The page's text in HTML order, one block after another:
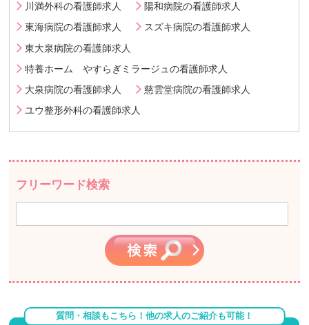
川満外科の看護師求人
陽和病院の看護師求人
東海病院の看護師求人
スズキ病院の看護師求人
東大泉病院の看護師求人
特養ホーム やすらぎミラージュの看護師求人
大泉病院の看護師求人
慈雲堂病院の看護師求人
ユウ整形外科の看護師求人
フリーワード検索
質問・相談もこちら！他の求人のご紹介も可能！